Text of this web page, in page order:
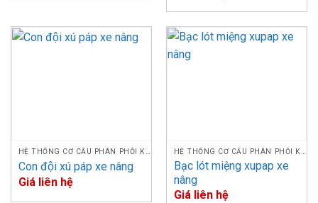
HỆ THỐNG CƠ CẤU PHÂN PHỐI KHÍ
Con đội xú páp xe nâng
Giá liên hệ
HỆ THỐNG CƠ CẤU PHÂN PHỐI KHÍ
Bạc lót miệng xupap xe
nâng
Giá liên hệ